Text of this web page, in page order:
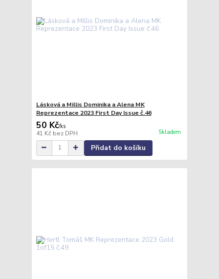
Lásková a Millis Dominika a Alena MK
Reprezentace 2023 First Day Issue č.46
50 Kč/ks
41 Kč bez DPH Skladem
Přidat do košíku